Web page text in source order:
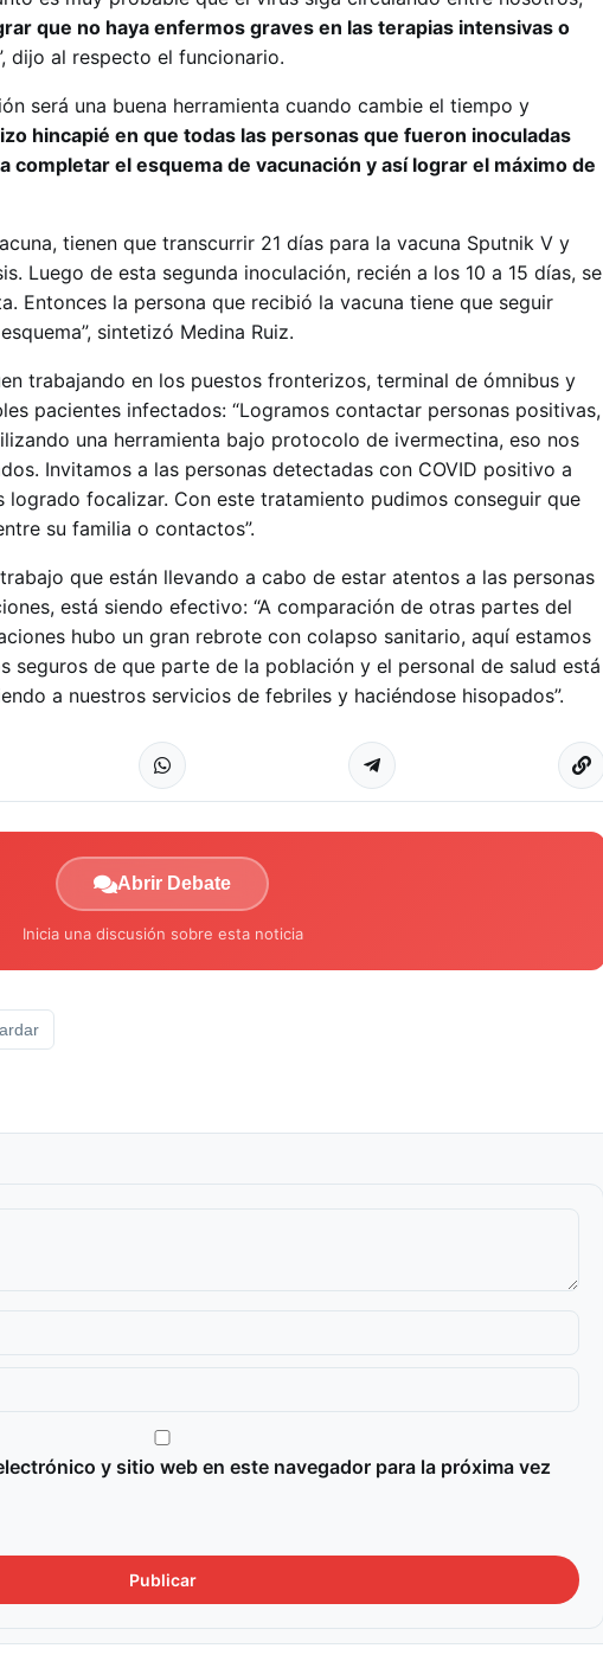
que no haya enfermos graves en las terapias intensivas o
dijo al respecto el funcionario.
será una buena herramienta cuando cambie el tiempo y
hincapié en que todas las personas que fueron inoculadas
completar el esquema de vacunación y así lograr el máximo de
tienen que transcurrir 21 días para la vacuna Sputnik V y
Luego de esta segunda inoculación, recién a los 10 a 15 días, se
Entonces la persona que recibió la vacuna tiene que seguir
sintetizó Medina Ruiz.
trabajando en los puestos fronterizos, terminal de ómnibus y
pacientes infectados: “Logramos contactar personas positivas,
una herramienta bajo protocolo de ivermectina, eso nos
Invitamos a las personas detectadas con COVID positivo a
logrado focalizar. Con este tratamiento pudimos conseguir que
su familia o contactos”.
que están llevando a cabo de estar atentos a las personas
está siendo efectivo: “A comparación de otras partes del
hubo un gran rebrote con colapso sanitario, aquí estamos
seguros de que parte de la población y el personal de salud está
a nuestros servicios de febriles y haciéndose hisopados”.
Abrir Debate
Inicia una discusión sobre esta noticia
y sitio web en este navegador para la próxima vez